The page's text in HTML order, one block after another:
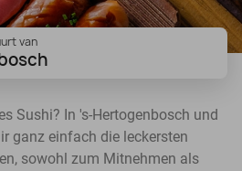
van
Sushi? In 's-Hertogenbosch und
ganz einfach die leckersten
sowohl zum Mitnehmen als